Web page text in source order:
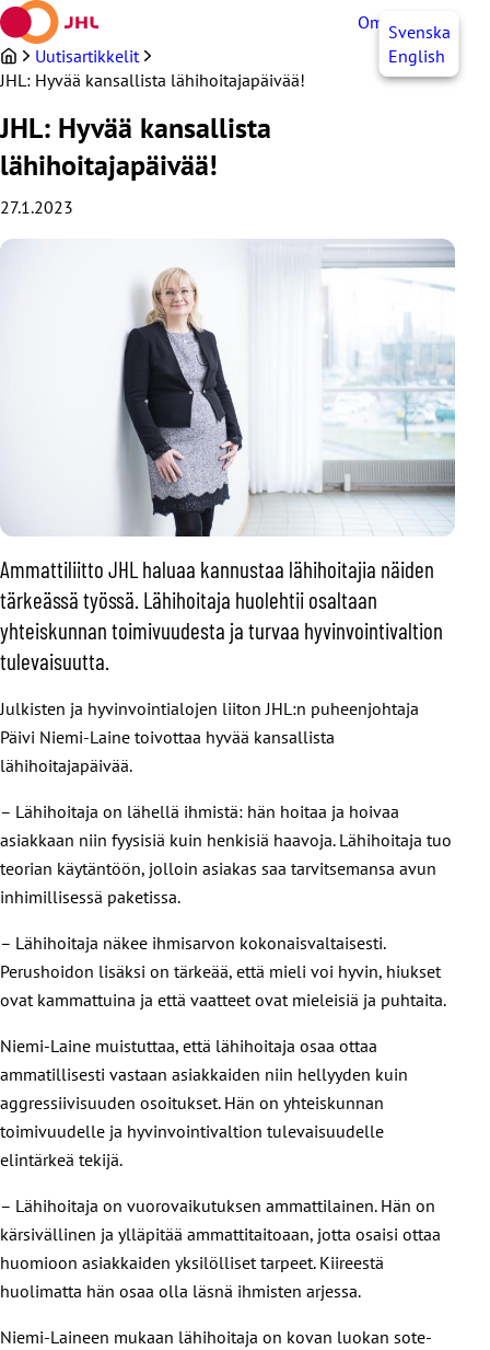
Siirry
sisältöön
OmaJHLSvenska
English
Uutisartikkelit
JHL: Hyvää kansallista lähihoitajapäivää!
JHL: Hyvää kansallista
lähihoitajapäivää!
27.1.2023
Ammattiliitto JHL haluaa kannustaa lähihoitajia näiden
tärkeässä työssä. Lähihoitaja huolehtii osaltaan
yhteiskunnan toimivuudesta ja turvaa hyvinvointivaltion
tulevaisuutta.
Julkisten ja hyvinvointialojen liiton JHL:n puheenjohtaja
Päivi Niemi-Laine toivottaa hyvää kansallista
lähihoitajapäivää.
– Lähihoitaja on lähellä ihmistä: hän hoitaa ja hoivaa
asiakkaan niin fyysisiä kuin henkisiä haavoja. Lähihoitaja tuo
teorian käytäntöön, jolloin asiakas saa tarvitsemansa avun
inhimillisessä paketissa.
– Lähihoitaja näkee ihmisarvon kokonaisvaltaisesti.
Perushoidon lisäksi on tärkeää, että mieli voi hyvin, hiukset
ovat kammattuina ja että vaatteet ovat mieleisiä ja puhtaita.
Niemi-Laine muistuttaa, että lähihoitaja osaa ottaa
ammatillisesti vastaan asiakkaiden niin hellyyden kuin
aggressiivisuuden osoitukset. Hän on yhteiskunnan
toimivuudelle ja hyvinvointivaltion tulevaisuudelle
elintärkeä tekijä.
– Lähihoitaja on vuorovaikutuksen ammattilainen. Hän on
kärsivällinen ja ylläpitää ammattitaitoaan, jotta osaisi ottaa
huomioon asiakkaiden yksilölliset tarpeet. Kiireestä
huolimatta hän osaa olla läsnä ihmisten arjessa.
Niemi-Laineen mukaan lähihoitaja on kovan luokan sote-